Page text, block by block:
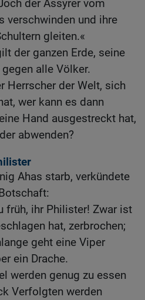
der Assyrer vom
verschwinden und ihre
gleiten.«
der ganzen Erde, seine
alle Völker.
Herrscher der Welt, sich
wer kann es dann
Hand ausgestreckt hat,
abwenden?
Ahas starb, verkündete
früh, ihr Philister! Zwar ist
hat, zerbrochen;
geht eine Viper
ein Drache.
werden genug zu essen
Verfolgten werden